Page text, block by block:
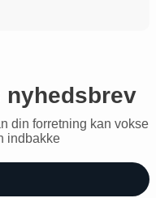
din forretning kan vokse
indbakke